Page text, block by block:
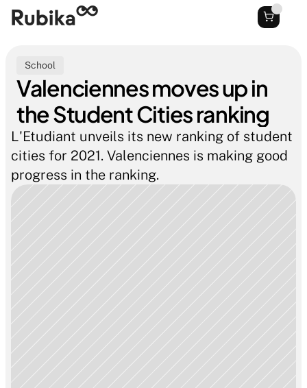
School
Valenciennes moves up in
the Student Cities ranking
L'Etudiant unveils its new ranking of student
cities for 2021. Valenciennes is making good
progress in the ranking.